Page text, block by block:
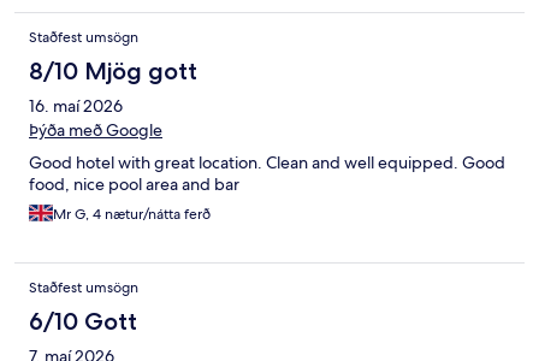
Staðfest umsögn
8/10 Mjög gott
16. maí 2026
Þýða með Google
Good hotel with great location. Clean and well equipped. Good
food, nice pool area and bar
Mr G, 4 nætur/nátta ferð
Staðfest umsögn
6/10 Gott
7. maí 2026